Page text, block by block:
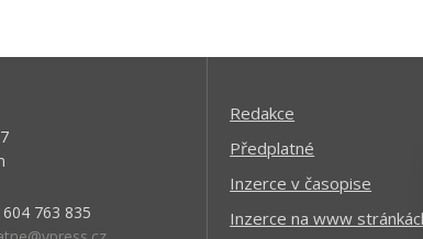
763 835
Redakce
Předplatné
Inzerce v časopise
Inzerce na www